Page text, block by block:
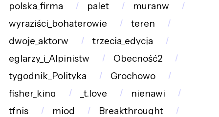
polska_firma
palet
muranw
wyraziści_bohaterowie
teren
dwoje_aktorw
trzecia_edycja
eglarzy_i_Alpinistw
Obecność2
tygodnik_Polityka
Grochowo
fisher_king
_t.love
nienawi
tfnis
miod
Breakthrought